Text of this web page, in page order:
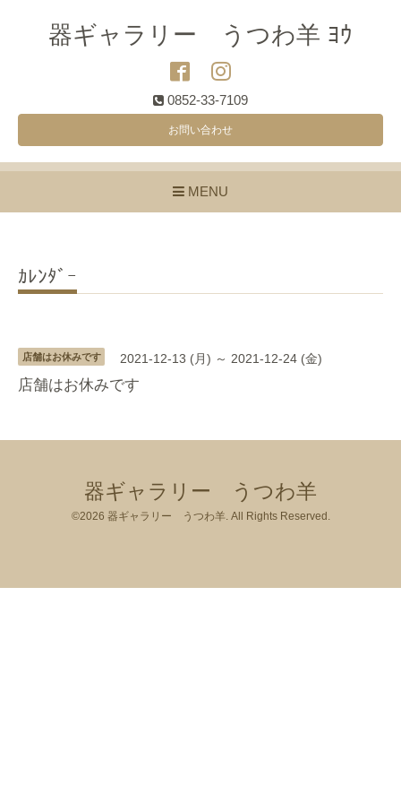
器ギャラリー うつわ羊 ﾖｳ
0852-33-7109
お問い合わせ
MENU
ｶﾚﾝﾀﾞｰ
店舗はお休みです 2021-12-13 (月) ～ 2021-12-24 (金)
店舗はお休みです
器ギャラリー うつわ羊
©2026 器ギャラリー うつわ羊. All Rights Reserved.